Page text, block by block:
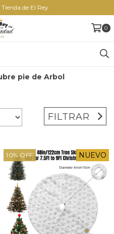
de El Rey
0
pie de Arbol
FILTRAR
10% OFF NUEVO